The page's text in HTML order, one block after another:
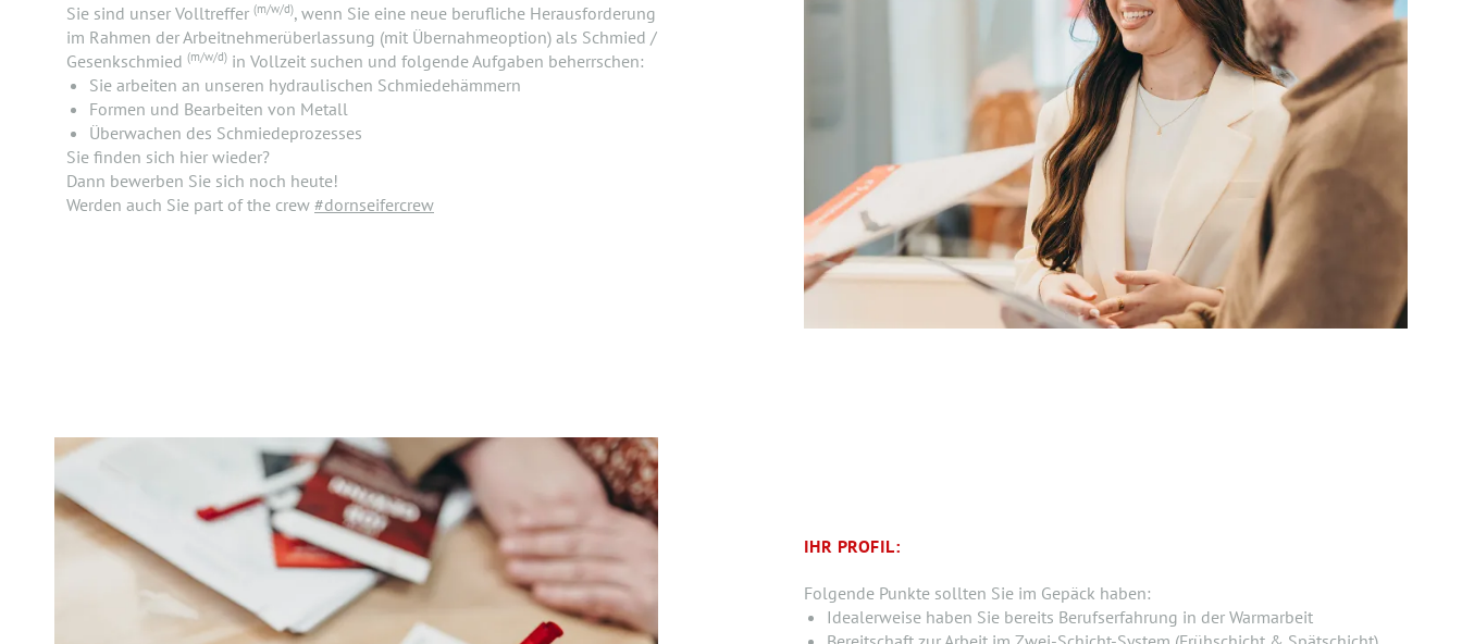
Sie sind unser Volltreffer (m/w/d), wenn Sie eine neue berufliche Herausforderung
im Rahmen der Arbeitnehmerüberlassung (mit Übernahmeoption) als Schmied /
Gesenkschmied (m/w/d) in Vollzeit suchen und folgende Aufgaben beherrschen:
Sie arbeiten an unseren hydraulischen Schmiedehämmern
Formen und Bearbeiten von Metall
Überwachen des Schmiedeprozesses
Sie finden sich hier wieder?
Dann bewerben Sie sich noch heute!
Werden auch Sie part of the crew #dornseifercrew
IHR PROFIL:
Folgende Punkte sollten Sie im Gepäck haben:
Idealerweise haben Sie bereits Berufserfahrung in der Warmarbeit